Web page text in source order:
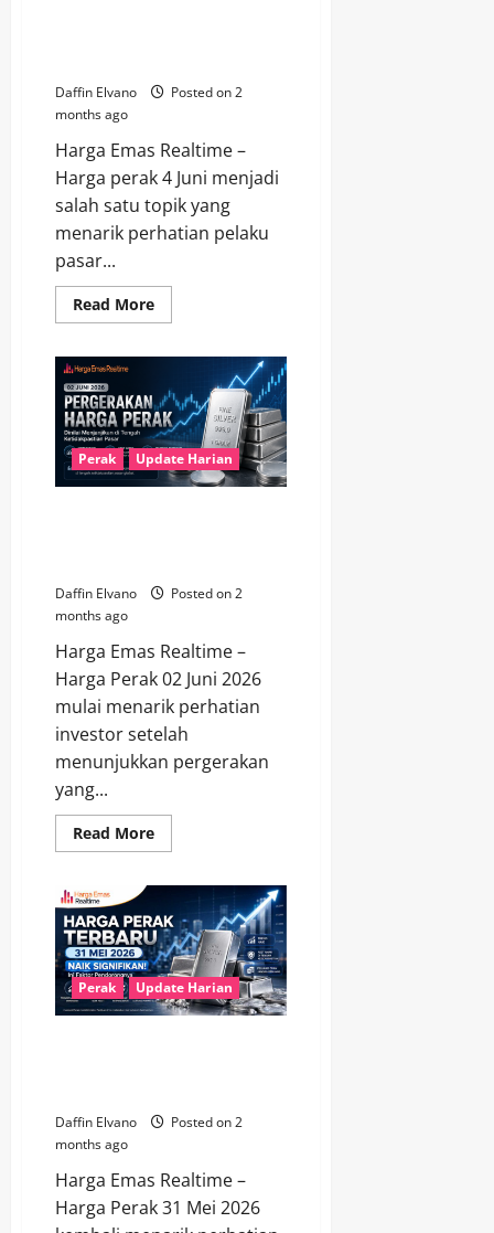
Daffin Elvano
Posted on 2
months ago
Harga Emas Realtime –
Harga perak 4 Juni menjadi
salah satu topik yang
menarik perhatian pelaku
pasar...
Read MoreRead
more
Juni
Tampil
Menjanjikan,
Investor
Mulai
Melirik
Alternatif
Perak Update Harian
Daffin Elvano
Posted on 2
months ago
Harga Emas Realtime –
Harga Perak 02 Juni 2026
mulai menarik perhatian
investor setelah
menunjukkan pergerakan
yang...
Read MoreRead
more
Perak
02
Juni
2026
Dinilai
Menjanjikan
di
Tengah
Ketidakpastian
Perak Update Harian
Daffin Elvano
Posted on 2
months ago
Harga Emas Realtime –
Harga Perak 31 Mei 2026